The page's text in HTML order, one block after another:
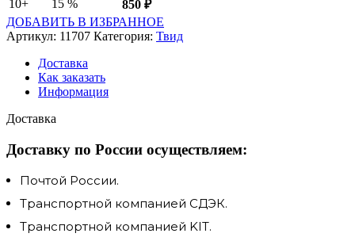
10+
15 % 850 ₽
ДОБАВИТЬ В ИЗБРАННОЕ
Артикул: 11707 Категория: Твид
Доставка
Как заказать
Информация
Доставка
Доставку по России осуществляем:
Почтой России.
Транспортной компанией СДЭК.
Транспортной компанией KIT.